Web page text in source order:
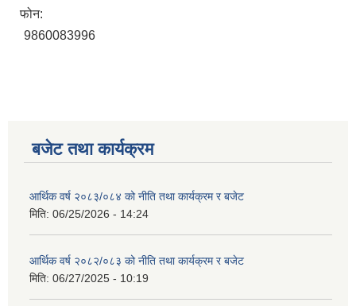
फोन:
9860083996
बजेट तथा कार्यक्रम
आर्थिक वर्ष २०८३/०८४ को नीति तथा कार्यक्रम र बजेट
मिति: 06/25/2026 - 14:24
आर्थिक वर्ष २०८२/०८३ को नीति तथा कार्यक्रम र बजेट
मिति: 06/27/2025 - 10:19